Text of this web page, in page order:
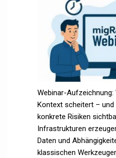
Webinar-Aufzeichnung:
Kontext scheitert – und
konkrete Risiken
Infrastrukturen
Daten und
klassischen